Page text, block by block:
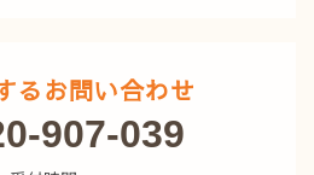
るお問い合わせ
907-039